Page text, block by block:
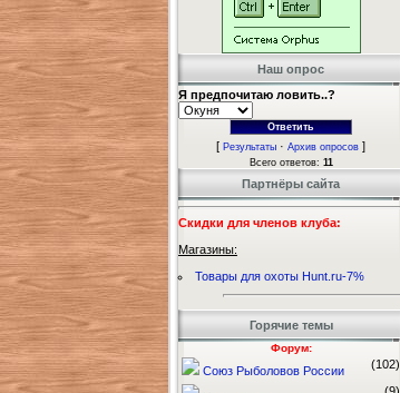
Наш опрос
Я предпочитаю ловить..?
[ Результаты · Архив опросов ]
Всего ответов: 11
Партнёры сайта
Скидки для членов клуба:
Магазины:
Товары для охоты Hunt.ru-7%
Горячие темы
Форум:
Союз Рыболовов России (102)